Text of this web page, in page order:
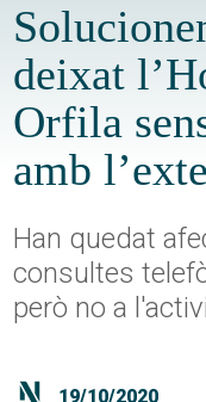
deixat
Orfila
amb
Han quedat
consultes
però no a
19/10/2020